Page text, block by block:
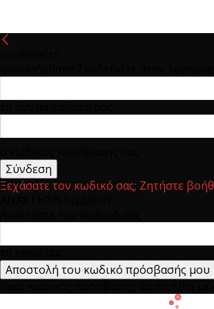
Ξεχάσατε τον κωδικό σας; Ζητήστε